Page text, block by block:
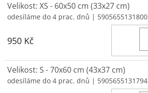
Velikost: XS - 60x50 cm (33x27 cm)
odesíláme do 4 prac. dnů | 5905655131800
950 Kč
Velikost: S - 70x60 cm (43x37 cm)
odesíláme do 4 prac. dnů | 5905655131794